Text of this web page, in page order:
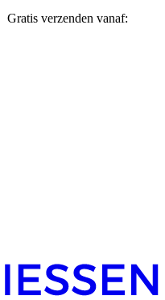
Gratis verzenden vanaf: